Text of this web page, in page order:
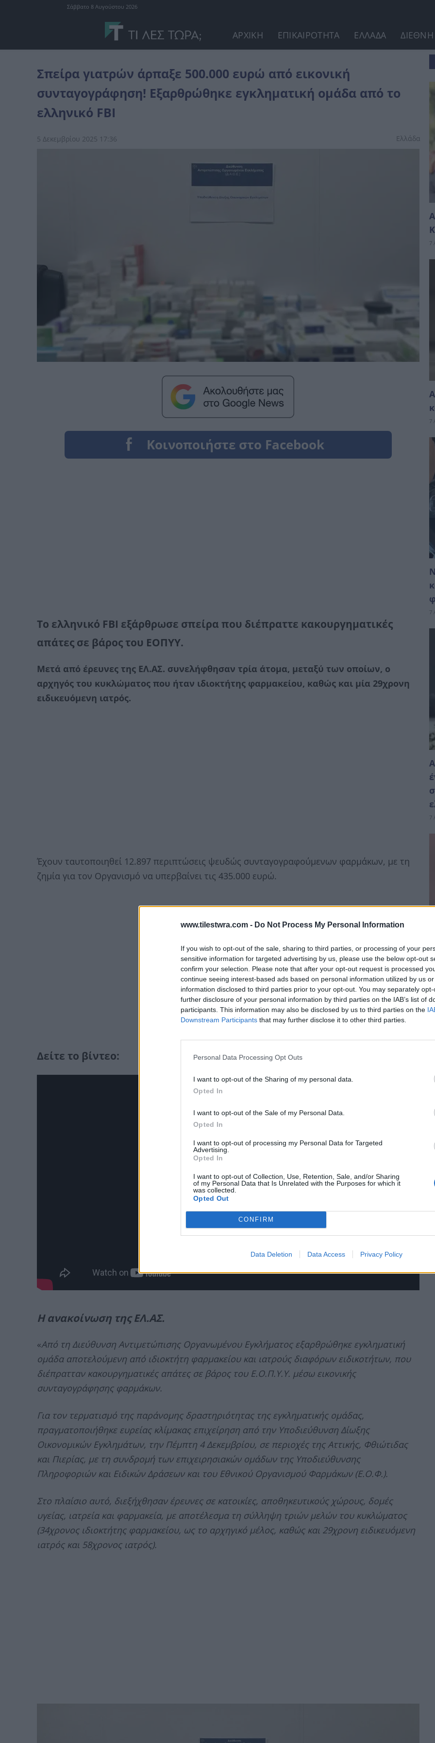
www.tilestwra.com - Do Not Process My Personal Information
If you wish to opt-out of the sale, sharing to third parties, or processing of your
sensitive information for targeted advertising by us, please use the below opt-out
confirm your selection. Please note that after your opt-out request is processed
continue seeing interest-based ads based on personal information utilized by us
information disclosed to third parties prior to your opt-out. You may separately
further disclosure of your personal information by third parties on the IAB’s list of
participants. This information may also be disclosed by us to third parties on the
Downstream Participants that may further disclose it to other third parties.
Personal Data Processing Opt Outs
I want to opt-out of the Sharing of my personal data.
Opted In
I want to opt-out of the Sale of my Personal Data.
Opted In
I want to opt-out of processing my Personal Data for Targeted
Advertising.
Opted In
I want to opt-out of Collection, Use, Retention, Sale, and/or Sharing
of my Personal Data that Is Unrelated with the Purposes for which it
was collected.
Opted Out
CONFIRM
Data Deletion Data Access Privacy Policy
Σάββατο 8 Αυγούστου 2026
ΑΡΧΙΚΗ ΕΠΙΚΑΙΡΟΤΗΤΑ ΕΛΛΑΔΑ ΔΙΕΘΝΗ
Σπείρα γιατρών άρπαξε 500.000 ευρώ από εικονική
συνταγογράφηση! Εξαρθρώθηκε εγκληματική ομάδα από το
ελληνικό FBI
5 Δεκεμβρίου 2025 17:36 Ελλάδα
Το ελληνικό FBI εξάρθρωσε σπείρα που διέπραττε κακουργηματικές
απάτες σε βάρος του ΕΟΠΥΥ.
Μετά από έρευνες της ΕΛ.ΑΣ. συνελήφθησαν τρία άτομα, μεταξύ των οποίων, ο
αρχηγός του κυκλώματος που ήταν ιδιοκτήτης φαρμακείου, καθώς και μία 29χρονη
ειδικευόμενη ιατρός.
Έχουν ταυτοποιηθεί 12.897 περιπτώσεις ψευδώς συνταγογραφούμενων φαρμάκων, με τη
ζημία για τον Οργανισμό να υπερβαίνει τις 435.000 ευρώ.
Δείτε το βίντεo:
Η ανακοίνωση της ΕΛ.ΑΣ.
«Από τη Διεύθυνση Αντιμετώπισης Οργανωμένου Εγκλήματος εξαρθρώθηκε εγκληματική
ομάδα αποτελούμενη από ιδιοκτήτη φαρμακείου και ιατρούς διαφόρων ειδικοτήτων, που
διέπρατταν κακουργηματικές απάτες σε βάρος του Ε.Ο.Π.Υ.Υ. μέσω εικονικής
συνταγογράφησης φαρμάκων.
Για τον τερματισμό της παράνομης δραστηριότητας της εγκληματικής ομάδας,
πραγματοποιήθηκε ευρείας κλίμακας επιχείρηση από την Υποδιεύθυνση Δίωξης
Οικονομικών Εγκλημάτων, την Πέμπτη 4 Δεκεμβρίου, σε περιοχές της Αττικής, Φθιώτιδας
και Πιερίας, με τη συνδρομή των επιχειρησιακών ομάδων της Υποδιεύθυνσης
Πληροφοριών και Ειδικών Δράσεων και του Εθνικού Οργανισμού Φαρμάκων (Ε.Ο.Φ.).
Στο πλαίσιο αυτό, διεξήχθησαν έρευνες σε κατοικίες, αποθηκευτικούς χώρους, δομές
υγείας, ιατρεία και φαρμακεία, με αποτέλεσμα τη σύλληψη τριών μελών του κυκλώματος
(34χρονος ιδιοκτήτης φαρμακείου, ως το αρχηγικό μέλος, καθώς και 29χρονη ειδικευόμενη
ιατρός και 58χρονος ιατρός).
7
7
7
7